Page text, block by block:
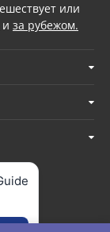
или
и за рубежом.